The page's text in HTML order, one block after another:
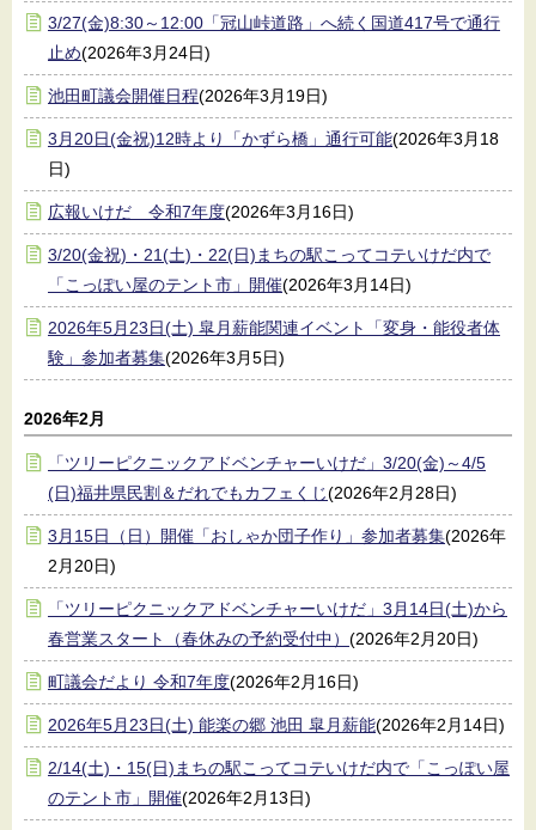
3/27(金)8:30～12:00「冠山峠道路」へ続く国道417号で通行
止め(2026年3月24日)
池田町議会開催日程(2026年3月19日)
3月20日(金祝)12時より「かずら橋」通行可能(2026年3月18
日)
広報いけだ 令和7年度(2026年3月16日)
3/20(金祝)・21(土)・22(日)まちの駅こってコテいけだ内で
「こっぽい屋のテント市」開催(2026年3月14日)
2026年5月23日(土) 皐月薪能関連イベント「変身・能役者体
験」参加者募集(2026年3月5日)
2026年2月
「ツリーピクニックアドベンチャーいけだ」3/20(金)～4/5
(日)福井県民割＆だれでもカフェくじ(2026年2月28日)
3月15日（日）開催「おしゃか団子作り」参加者募集(2026年
2月20日)
「ツリーピクニックアドベンチャーいけだ」3月14日(土)から
春営業スタート（春休みの予約受付中） (2026年2月20日)
町議会だより 令和7年度(2026年2月16日)
2026年5月23日(土) 能楽の郷 池田 皐月薪能(2026年2月14日)
2/14(土)・15(日)まちの駅こってコテいけだ内で「こっぽい屋
のテント市」開催(2026年2月13日)